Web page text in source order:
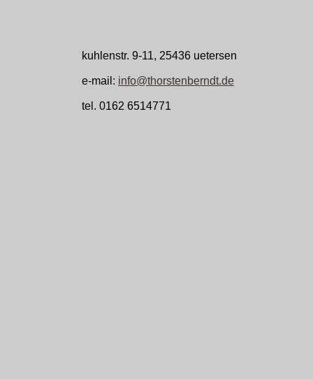
kuhlenstr. 9-11, 25436 uetersen
e-mail: info@thorstenberndt.de
tel. 0162 6514771